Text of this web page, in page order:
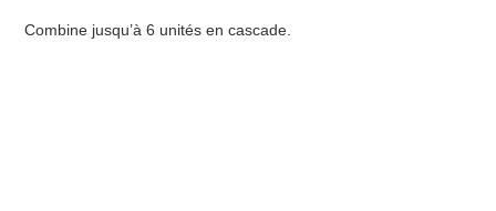
Combine jusqu’à 6 unités en cascade.